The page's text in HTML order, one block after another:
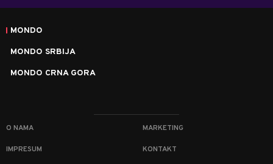
MONDO
MONDO SRBIJA
MONDO CRNA GORA
O NAMA MARKETING
IMPRESUM KONTAKT